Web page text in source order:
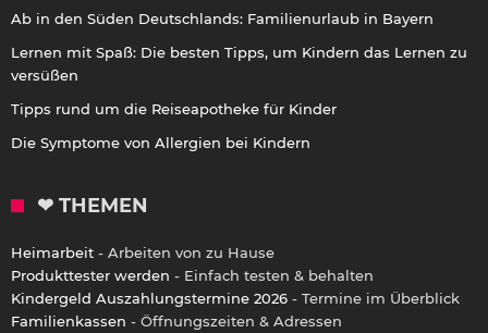
Ab in den Süden Deutschlands: Familienurlaub in Bayern
Lernen mit Spaß: Die besten Tipps, um Kindern das Lernen zu
versüßen
Tipps rund um die Reiseapotheke für Kinder
Die Symptome von Allergien bei Kindern
❤ THEMEN
Heimarbeit - Arbeiten von zu Hause
Produkttester werden - Einfach testen & behalten
Kindergeld Auszahlungstermine 2026 - Termine im Überblick
Familienkassen - Öffnungszeiten & Adressen